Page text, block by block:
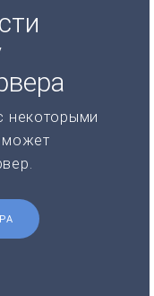
некоторыми
может